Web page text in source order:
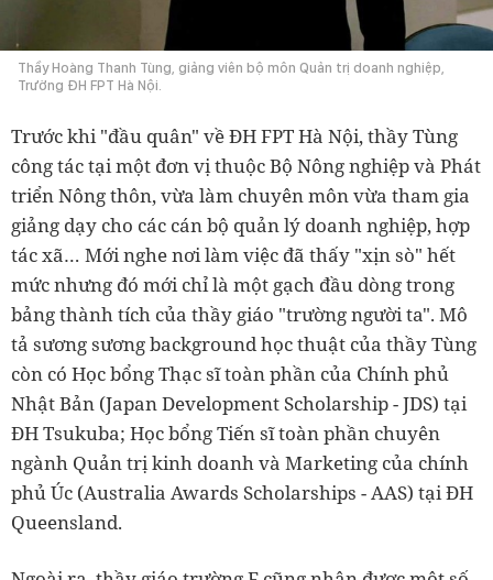
Thầy Hoàng Thanh Tùng, giảng viên bộ môn Quản trị doanh nghiệp,
Trường ĐH FPT Hà Nội.
Trước khi "đầu quân" về ĐH FPT Hà Nội, thầy Tùng
công tác tại một đơn vị thuộc Bộ Nông nghiệp và Phát
triển Nông thôn, vừa làm chuyên môn vừa tham gia
giảng dạy cho các cán bộ quản lý doanh nghiệp, hợp
tác xã… Mới nghe nơi làm việc đã thấy "xịn sò" hết
mức nhưng đó mới chỉ là một gạch đầu dòng trong
bảng thành tích của thầy giáo "trường người ta". Mô
tả sương sương background học thuật của thầy Tùng
còn có Học bổng Thạc sĩ toàn phần của Chính phủ
Nhật Bản (Japan Development Scholarship - JDS) tại
ĐH Tsukuba; Học bổng Tiến sĩ toàn phần chuyên
ngành Quản trị kinh doanh và Marketing của chính
phủ Úc (Australia Awards Scholarships - AAS) tại ĐH
Queensland.